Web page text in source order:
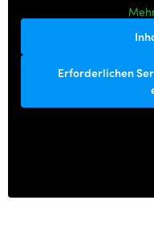
Erforderlichen